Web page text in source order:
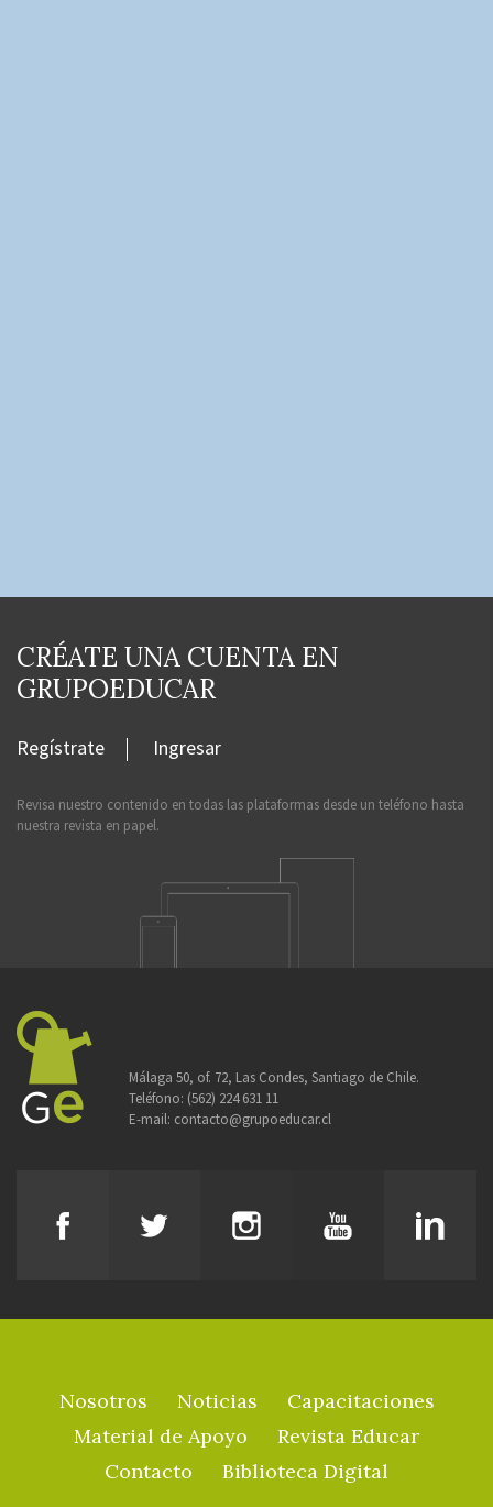
CRÉATE UNA CUENTA EN
GRUPOEDUCAR
Regístrate Ingresar
Revisa nuestro contenido en todas las plataformas desde un teléfono hasta
nuestra revista en papel.
Málaga 50, of. 72, Las Condes, Santiago de Chile.
Teléfono: (562) 224 631 11
E-mail: contacto@grupoeducar.cl
Nosotros Noticias
Capacitaciones
Material de Apoyo
Revista Educar
Contacto
Biblioteca Digital